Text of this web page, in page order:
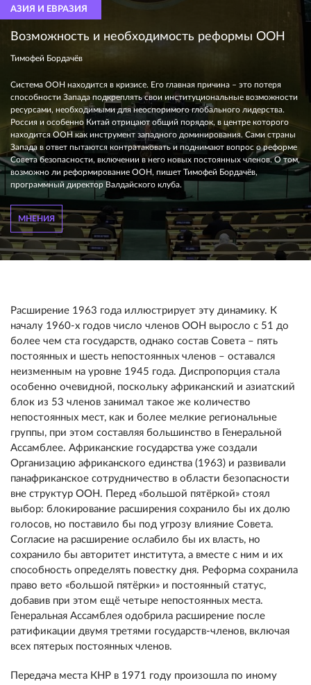
АЗИЯ И ЕВРАЗИЯ
Возможность и необходимость реформы ООН
Тимофей Бордачёв
Система ООН находится в кризисе. Его главная причина – это потеря
способности Запада подкреплять свои институциональные возможности
ресурсами, необходимыми для неоспоримого глобального лидерства.
Россия и особенно Китай отрицают общий порядок, в центре которого
находится ООН как инструмент западного доминирования. Сами страны
Запада в ответ пытаются контратаковать и поднимают вопрос о реформе
Совета безопасности, включении в него новых постоянных членов. О том,
возможно ли реформирование ООН, пишет Тимофей Бордачёв,
программный директор Валдайского клуба.
МНЕНИЯ
Расширение 1963 года иллюстрирует эту динамику. К
началу 1960-х годов число членов ООН выросло с 51 до
более чем ста государств, однако состав Совета – пять
постоянных и шесть непостоянных членов – оставался
неизменным на уровне 1945 года. Диспропорция стала
особенно очевидной, поскольку африканский и азиатский
блок из 53 членов занимал такое же количество
непостоянных мест, как и более мелкие региональные
группы, при этом составляя большинство в Генеральной
Ассамблее. Африканские государства уже создали
Организацию африканского единства (1963) и развивали
панафриканское сотрудничество в области безопасности
вне структур ООН. Перед «большой пятёркой» стоял
выбор: блокирование расширения сохранило бы их долю
голосов, но поставило бы под угрозу влияние Совета.
Согласие на расширение ослабило бы их власть, но
сохранило бы авторитет института, а вместе с ним и их
способность определять повестку дня. Реформа сохранила
право вето «большой пятёрки» и постоянный статус,
добавив при этом ещё четыре непостоянных места.
Генеральная Ассамблея одобрила расширение после
ратификации двумя третями государств-членов, включая
всех пятерых постоянных членов.
Передача места КНР в 1971 году произошла по иному